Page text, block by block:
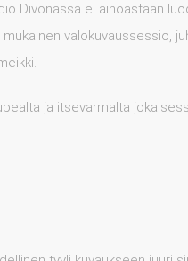
Divonassa ei ainoastaan
valokuvaussessio,
ja itsevarmalta